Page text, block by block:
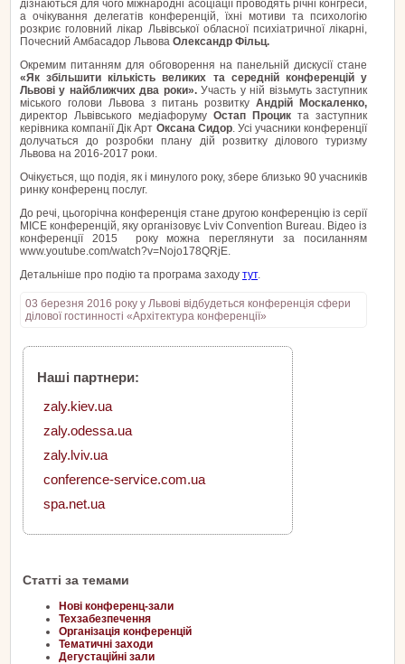
дізнаються для чого міжнародні асоціації проводять річні конгреси,
а очікування делегатів конференцій, їхні мотиви та психологію
розкриє головний лікар Львівської обласної психіатричної лікарні,
Почесний Амбасадор Львова Олександр Фільц.
Окремим питанням для обговорення на панельній дискусії стане
«Як збільшити кількість великих та середній конференцій у
Львові у найближчих два роки».Участь у ній візьмуть заступник
міського голови Львова з питань розвиткуАндрій Москаленко,
директор Львівського медіафоруму Остап Процик та заступник
керівника компанії Дік Арт Оксана Сидор. Усі учасники конференції
долучаться до розробки плану дій розвитку ділового туризму
Львова на 2016-2017 роки.
Очікується, що подія, як і минулого року, збере близько 90 учасників
ринку конференц послуг.
До речі, цьогорічна конференція стане другою конференцію із серії
МІСЕ конференцій, яку організовує Lviv Convention Bureau. Відео із
конференції 2015 року можна переглянути за посиланням
www.youtube.com/watch?v=Nojo178QRjE.
Детальніше про подію та програма заходу тут.
03 березня 2016 року у Львові відбудеться конференція сфери
ділової гостинності «Архітектура конференції»
Наші партнери:
zaly.kiev.ua
zaly.odessa.ua
zaly.lviv.ua
conference-service.com.ua
spa.net.ua
Статті за темами
Нові конференц-зали
Техзабезпечення
Організація конференцій
Тематичні заходи
Дегустаційні зали